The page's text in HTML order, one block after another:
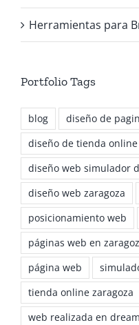
Herramientas para
Portfolio Tags
blog
diseño de
diseño de tienda online
diseño web simulador
diseño web zaragoza
posicionamiento web
páginas web en
página web
tienda online zaragoza
web realizada en